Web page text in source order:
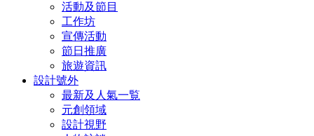
活動及節目
工作坊
宣傳活動
節日推廣
旅遊資訊
設計號外
最新及人氣一覧
元創領域
設計視野